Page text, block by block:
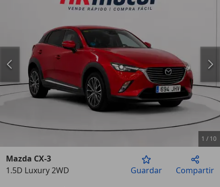
Anterior
1 / 10
Mazda CX-3
1.5D Luxury 2WD
Guardar Compartir